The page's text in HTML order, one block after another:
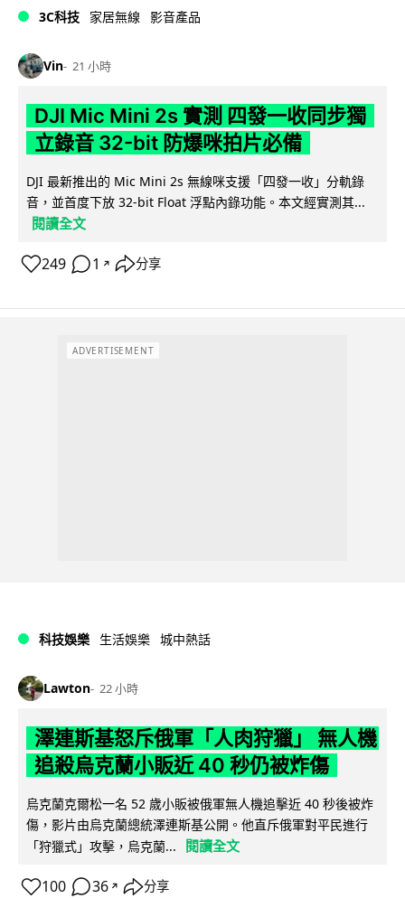
3C科技 家居無線 影音產品
Vin 21 小時
DJI Mic Mini 2s 實測 四發一收同步獨
立錄音 32-bit 防爆咪拍片必備
DJI 最新推出的 Mic Mini 2s 無線咪支援「四發一收」分軌錄
音，並首度下放 32-bit Float 浮點內錄功能。本文經實測其...
閱讀全文
249 1 ↗ 分享
ADVERTISEMENT
科技娛樂 生活娛樂 城中熱話
Lawton 22 小時
澤連斯基怒斥俄軍「人肉狩獵」 無人機
追殺烏克蘭小販近 40 秒仍被炸傷
烏克蘭克爾松一名 52 歲小販被俄軍無人機追擊近 40 秒後被炸
傷，影片由烏克蘭總統澤連斯基公開。他直斥俄軍對平民進行
「狩獵式」攻擊，烏克蘭...
閱讀全文
100 36 ↗ 分享